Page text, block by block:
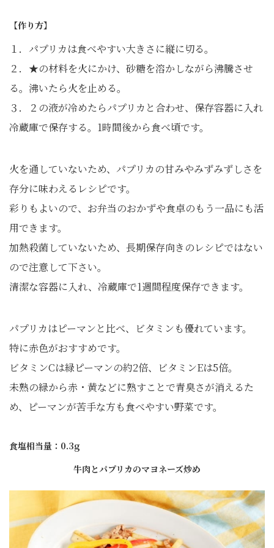
【作り方】
１．パプリカは食べやすい大きさに縦に切る。
２．★の材料を火にかけ、砂糖を溶かしながら沸騰させ
る。沸いたら火を止める。
３．２の液が冷めたらパプリカと合わせ、保存容器に入れ
冷蔵庫で保存する。1時間後から食べ頃です。
火を通していないため、パプリカの甘みやみずみずしさを
存分に味わえるレシピです。
彩りもよいので、お弁当のおかずや食卓のもう一品にも活
用できます。
加熱殺菌していないため、長期保存向きのレシピではない
ので注意して下さい。
清潔な容器に入れ、冷蔵庫で1週間程度保存できます。
パプリカはピーマンと比べ、ビタミンも優れています。
特に赤色がおすすめです。
ビタミンCは緑ピーマンの約2倍、ビタミンEは5倍。
未熟の緑から赤・黄などに熟すことで青臭さが消えるた
め、ピーマンが苦手な方も食べやすい野菜です。
食塩相当量：0.3g
牛肉とパプリカのマヨネーズ炒め